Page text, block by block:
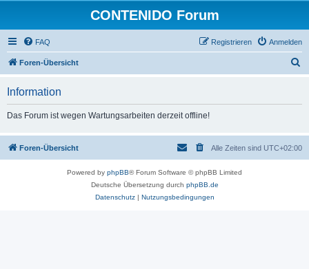
CONTENIDO Forum
FAQ Anmelden
Registrieren
Foren-Übersicht
Information
Das Forum ist wegen Wartungsarbeiten derzeit offline!
Foren-Übersicht Alle Zeiten sind UTC+02:00
Powered by phpBB® Forum Software © phpBB Limited
Deutsche Übersetzung durch phpBB.de
Datenschutz| Nutzungsbedingungen